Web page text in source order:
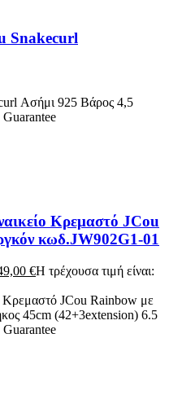
Snakecurl
Ασήμι 925 Βάρος 4,5
Κρεμαστό JCou
κωδ.JW902G1-01
€Η τρέχουσα τιμή είναι:
Κρεμαστό JCou Rainbow με
45cm (42+3extension) 6.5